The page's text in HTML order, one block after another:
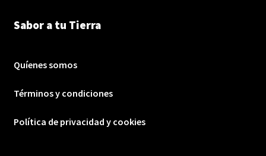
Sabor a tu Tierra
Quíenes somos
Términos y condiciones
Política de privacidad y cookies